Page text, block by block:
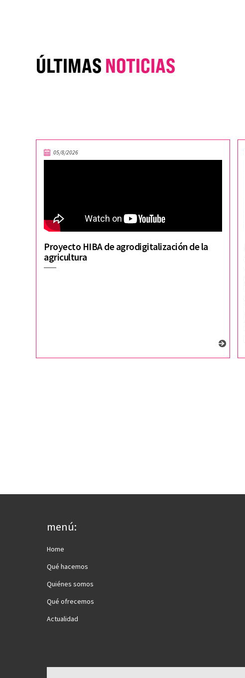
ÚLTIMAS NOTICIAS
05/8/2026
Proyecto HIBA de agrodigitalización de la
agricultura
menú:
Home
Qué hacemos
Quiénes somos
Qué ofrecemos
Actualidad